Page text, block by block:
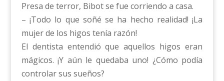
Presa de terror, Bibot se fue corriendo a casa.
– ¡Todo lo que soñé se ha hecho realidad! ¡La
mujer de los higos tenía razón!
El dentista entendió que aquellos higos eran
mágicos. ¡Y aún le quedaba uno! ¿Cómo podía
controlar sus sueños?